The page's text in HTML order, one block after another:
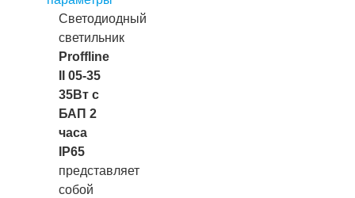
Светодиодный
светильник
Proffline
II 05-35
35Вт с
БАП 2
часа
IP65
представляет
собой